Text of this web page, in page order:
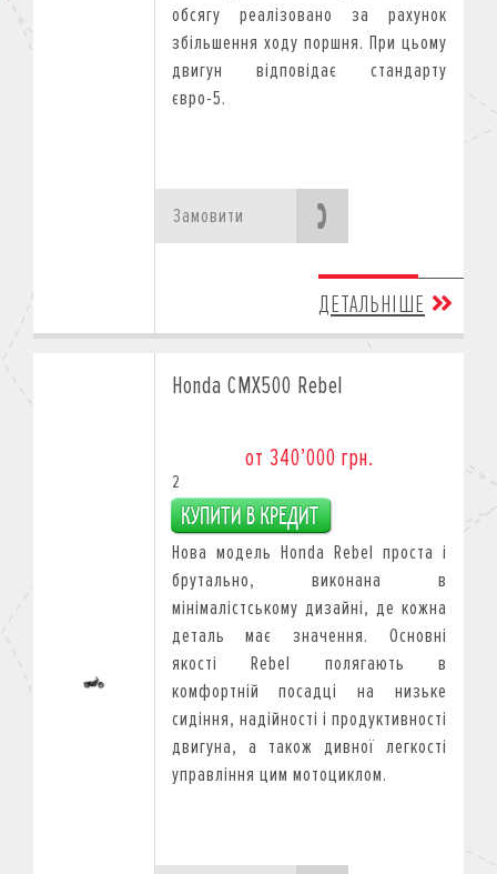
обсягу реалізовано за рахунок
збільшення ходу поршня. При цьому
двигун відповідає стандарту
євро-5.
Замовити
ДЕТАЛЬНІШЕ
Honda CMX500 Rebel
от 340’000 грн.
2
Нова модель Honda Rebel проста і
брутально, виконана в
мінімалістському дизайні, де кожна
деталь має значення. Основні
якості Rebel полягають в
комфортній посадці на низьке
сидіння, надійності і продуктивності
двигуна, а також дивної легкості
управління цим мотоциклом.